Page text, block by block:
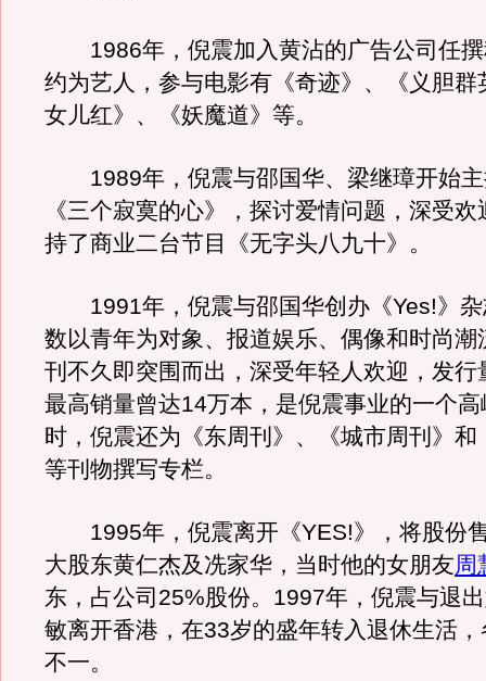
1986年，倪震加入黄沾的广告公司任撰
约为艺人，参与电影有《奇迹》、《义胆群
女儿红》、《妖魔道》等。
1989年，倪震与邵国华、梁继璋开始主
《三个寂寞的心》，探讨爱情问题，深受
持了商业二台节目《无字头八九十》。
1991年，倪震与邵国华创办《Yes!》杂
数以青年为对象、报道娱乐、偶像和时尚潮
刊不久即突围而出，深受年轻人欢迎，发行
最高销量曾达14万本，是倪震事业的一个
时，倪震还为《东周刊》、《城市周刊》和
等刊物撰写专栏。
1995年，倪震离开《YES!》，将股份
大股东黄仁杰及冼家华，当时他的女朋友周
东，占公司25%股份。1997年，倪震与退
敏离开香港，在33岁的盛年转入退休生活
不一。